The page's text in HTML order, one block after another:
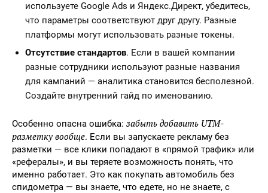
используете Google Ads и Яндекс.Директ, убедитесь,
что параметры соответствуют друг другу. Разные
платформы могут использовать разные токены.
Отсутствие стандартов. Если в вашей компании
разные сотрудники используют разные названия
для кампаний — аналитика становится бесполезной.
Создайте внутренний гайд по именованию.
Особенно опасна ошибка: забыть добавить UTM-
разметку вообще. Если вы запускаете рекламу без
разметки — все клики попадают в «прямой трафик» или
«рефералы», и вы теряете возможность понять, что
именно работает. Это как покупать автомобиль без
спидометра — вы знаете, что едете, но не знаете, с